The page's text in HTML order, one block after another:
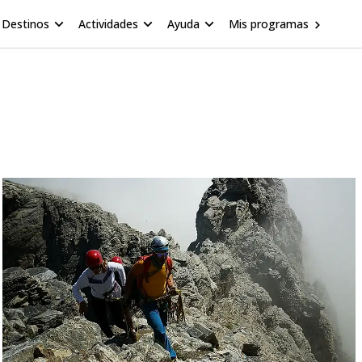
Destinos Actividades Ayuda Mis programas